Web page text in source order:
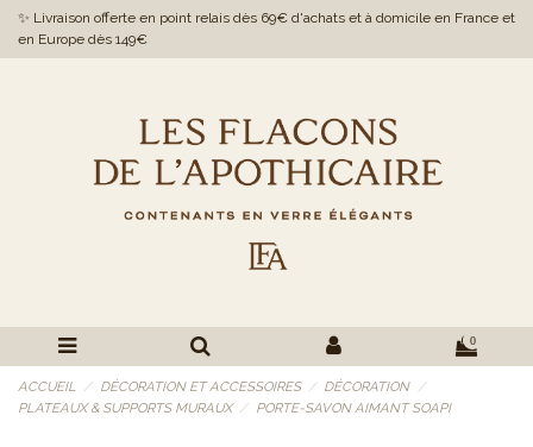
✨ Livraison offerte en point relais dès 69€ d'achats et à domicile en France et
en Europe dès 149€
0
ACCUEIL DÉCORATION ET ACCESSOIRES
DÉCORATION
PLATEAUX & SUPPORTS MURAUX
PORTE-SAVON AIMANT SOAPI